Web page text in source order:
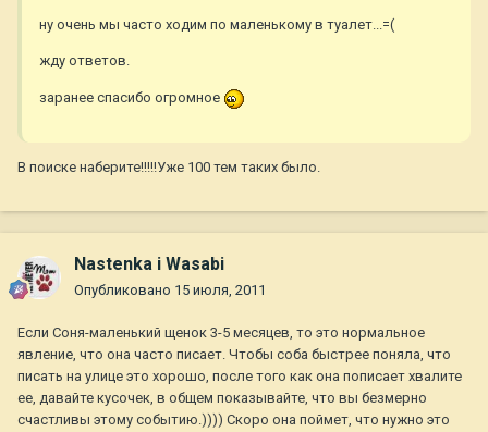
ну очень мы часто ходим по маленькому в туалет...=(
жду ответов.
заранее спасибо огромное
В поиске наберите!!!!!Уже 100 тем таких было.
Nastenka i Wasabi
Опубликовано 15 июля, 2011
Если Соня-маленький щенок 3-5 месяцев, то это нормальное
явление, что она часто писает. Чтобы соба быстрее поняла, что
писать на улице это хорошо, после того как она пописает хвалите
ее, давайте кусочек, в общем показывайте, что вы безмерно
счастливы этому событию.)))) Скоро она поймет, что нужно это